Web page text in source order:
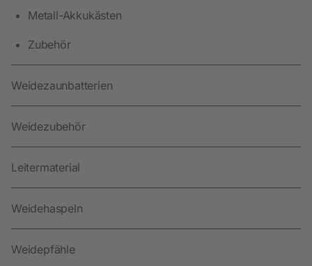
Metall-Akkukästen
Zubehör
Weidezaunbatterien
Weidezubehör
Leitermaterial
Weidehaspeln
Weidepfähle